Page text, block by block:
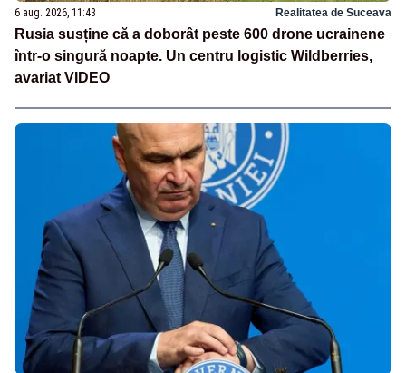
6 aug. 2026, 11:43 Realitatea de Suceava
Rusia susține că a doborât peste 600 drone ucrainene
într-o singură noapte. Un centru logistic Wildberries,
avariat VIDEO